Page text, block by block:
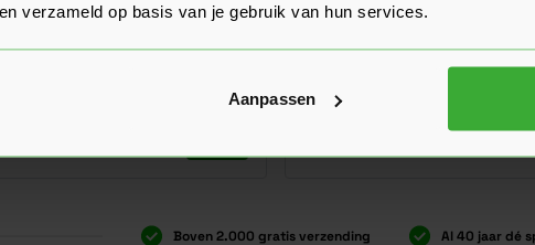
verzameld op basis van je gebruik van hun services.
Aanpassen
Geschaafd Blokhutprofiel
Douglas Geschaafd
Boven 2.000 gratis verzending Al 40 jaar dé